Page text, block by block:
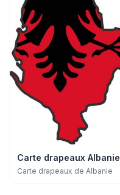
Carte drapeaux Albanie
Carte drapeaux de Albanie